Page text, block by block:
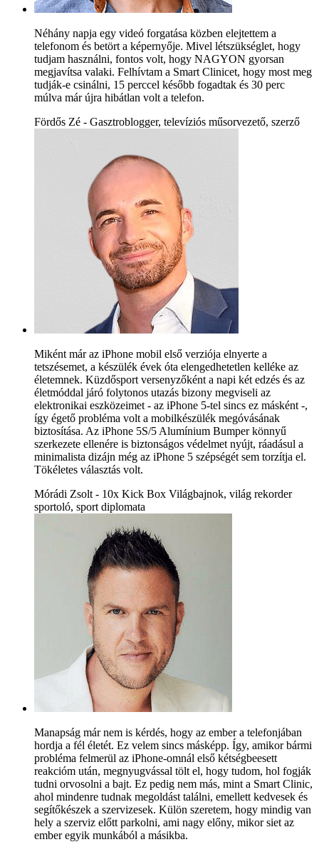
Néhány napja egy videó forgatása közben elejtettem a
telefonom és betört a képernyője. Mivel létszükséglet, hogy
tudjam használni, fontos volt, hogy NAGYON gyorsan
megjavítsa valaki. Felhívtam a Smart Clinicet, hogy most meg
tudják-e csinálni, 15 perccel később fogadtak és 30 perc
múlva már újra hibátlan volt a telefon.
Fördős Zé - Gasztroblogger, televíziós műsorvezető, szerző
Miként már az iPhone mobil első verziója elnyerte a
tetszésemet, a készülék évek óta elengedhetetlen kelléke az
életemnek. Küzdősport versenyzőként a napi két edzés és az
életmóddal járó folytonos utazás bizony megviseli az
elektronikai eszközeimet - az iPhone 5-tel sincs ez másként -,
így égető probléma volt a mobilkészülék megóvásának
biztosítása. Az iPhone 5S/5 Alumínium Bumper könnyű
szerkezete ellenére is biztonságos védelmet nyújt, ráadásul a
minimalista dizájn még az iPhone 5 szépségét sem torzítja el.
Tökéletes választás volt.
Mórádi Zsolt - 10x Kick Box Világbajnok, világ rekorder
sportoló, sport diplomata
Manapság már nem is kérdés, hogy az ember a telefonjában
hordja a fél életét. Ez velem sincs másképp. Így, amikor bármi
probléma felmerül az iPhone-omnál első kétségbeesett
reakcióm után, megnyugvással tölt el, hogy tudom, hol fogják
tudni orvosolni a bajt. Ez pedig nem más, mint a Smart Clinic,
ahol mindenre tudnak megoldást találni, emellett kedvesek és
segítőkészek a szervizesek. Külön szeretem, hogy mindig van
hely a szerviz előtt parkolni, ami nagy előny, mikor siet az
ember egyik munkából a másikba.